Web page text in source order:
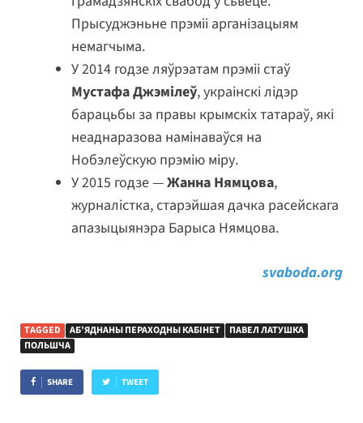
Прысуджэньне прэміі арганізацыям
немагчыма.
У 2014 годзе ляўрэатам прэміі стаў
Мустафа Джэмілеў, украінскі лідэр
барацьбы за правы крымскіх татараў, які
неаднаразова намінаваўся на
Нобэлеўскую прэмію міру.
У 2015 годзе —Жанна Нямцова,
журналістка, старэйшая дачка расейскага
апазыцыянэра Барыса Нямцова.
svaboda.org
TAGGED АБ’ЯДНАНЫ ПЕРАХОДНЫ КАБІНЕТ
ПАВЕЛ ЛАТУШКА
ПОЛЬШЧА
SHARE TWEET